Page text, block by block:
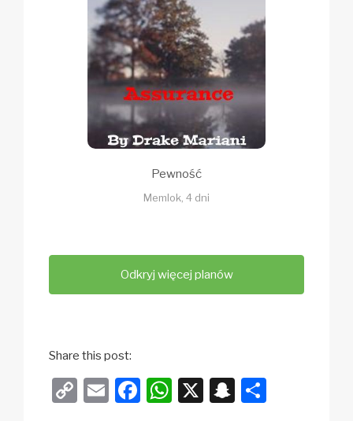
Pewność
Memlok, 4 dni
Odkryj więcej planów
Share this post:
C
E
F
W X
S